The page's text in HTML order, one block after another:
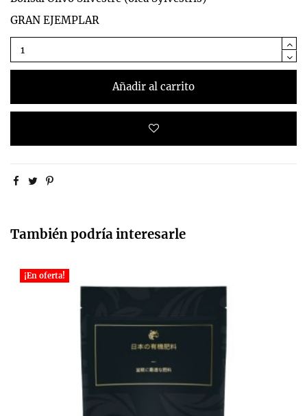
GRAN EJEMPLAR
Añadir al carrito
También podría interesarle
¡En oferta!